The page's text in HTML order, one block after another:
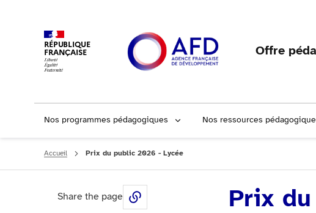
RÉPUBLIQUE
FRANÇAISE Offre
Nos programmes pédagogiques Nos ressources
Accueil Prix du public 2026 - Lycée
Share the page Prix